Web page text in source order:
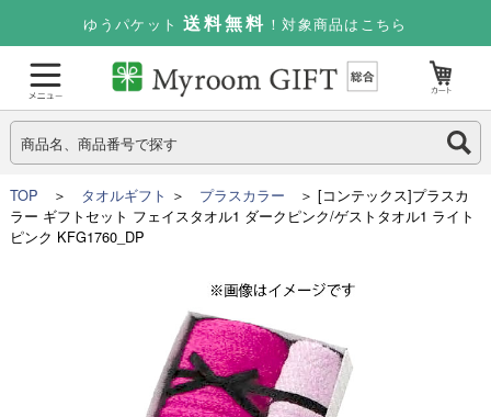
ゆうパケット 送料無料 ！対象商品はこちら
TOP ＞ タオルギフト ＞ プラスカラー ＞ [コンテックス]プラスカ
ラー ギフトセット フェイスタオル1 ダークピンク/ゲストタオル1 ライト
ピンク KFG1760_DP